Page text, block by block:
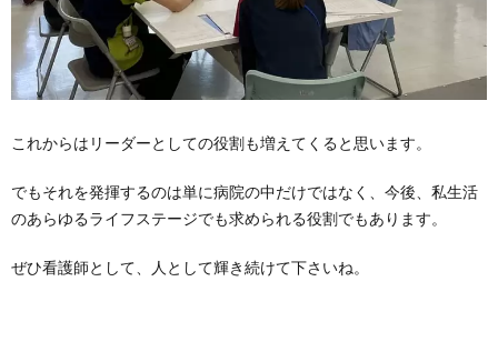
これからはリーダーとしての役割も増えてくると思います。
でもそれを発揮するのは単に病院の中だけではなく、今後、私生活
のあらゆるライフステージでも求められる役割でもあります。
ぜひ看護師として、人として輝き続けて下さいね。